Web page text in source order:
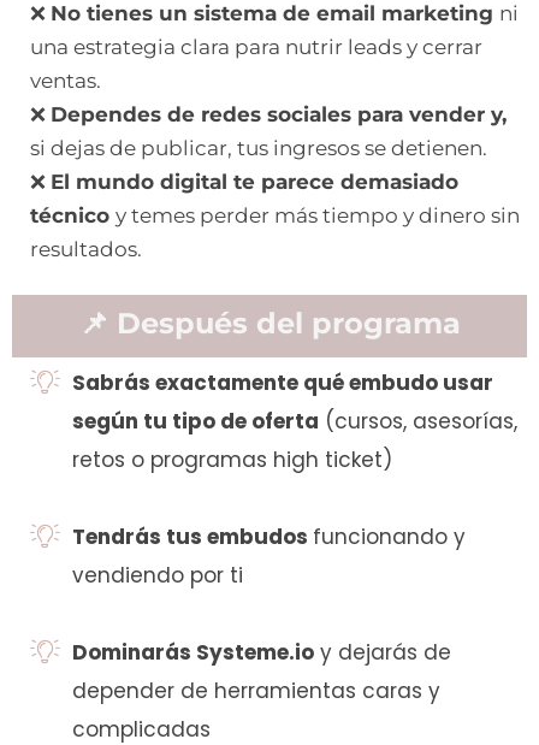
❌ No tienes un sistema de email marketing ni
una estrategia clara para nutrir leads y cerrar
ventas.
❌ Dependes de redes sociales para vender y,
si dejas de publicar, tus ingresos se detienen.
❌ El mundo digital te parece demasiado
técnico y temes perder más tiempo y dinero sin
resultados.
📌 Después del programa
Sabrás exactamente qué embudo usar
según tu tipo de oferta (cursos, asesorías,
retos o programas high ticket)
Tendrás tus embudos funcionando y
vendiendo por ti
Dominarás Systeme.io y dejarás de
depender de herramientas caras y
complicadas